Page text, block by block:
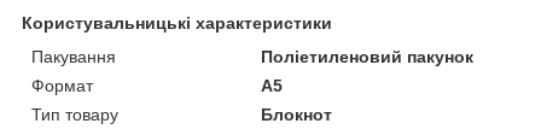
Користувальницькі характеристики
Пакування
Поліетиленовий пакунок
Формат
A5
Тип товару
Блокнот